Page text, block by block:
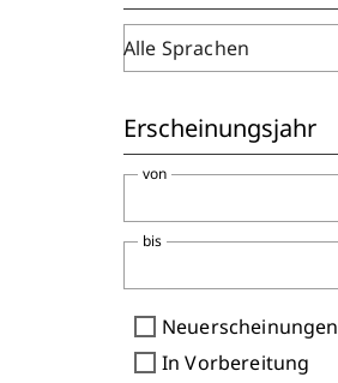
Alle Sprachen
Erscheinungsjahr
von
bis
check_box_outline_blank Neuerscheinungen
check_box_outline_blank In Vorbereitung